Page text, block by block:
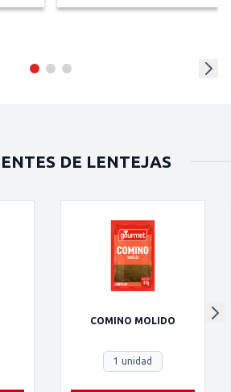
DE LENTEJAS
COMINO MOLIDO
1 unidad